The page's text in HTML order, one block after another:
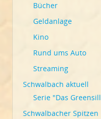
Bücher
Geldanlage
Kino
Rund ums Auto
Streaming
Schwalbach aktuell
Serie "Das
Schwalbacher Spitzen